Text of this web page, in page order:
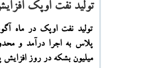
تولید نفت اوپك
تولید نفت اوپك در ماه
پلاس به اجرا درآمد و
میلیون بشكه در روز افزایش